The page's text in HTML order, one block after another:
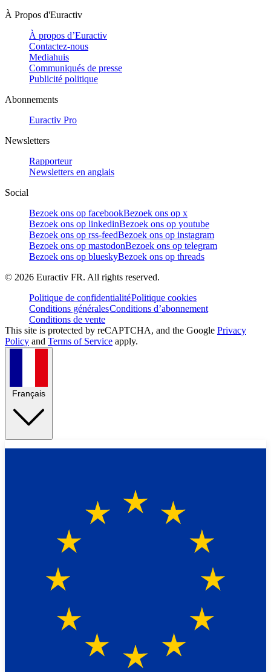
À Propos d'Euractiv
À propos d’Euractiv
Contactez-nous
Mediahuis
Communiqués de presse
Publicité politique
Abonnements
Euractiv Pro
Newsletters
Rapporteur
Newsletters en anglais
Social
Bezoek ons op facebookBezoek ons op x
Bezoek ons op linkedinBezoek ons op youtube
Bezoek ons op rss-feedBezoek ons op instagram
Bezoek ons op mastodonBezoek ons op telegram
Bezoek ons op blueskyBezoek ons op threads
© 2026 Euractiv FR. All rights reserved.
Politique de confidentialitéPolitique cookies
Conditions généralesConditions d’abonnement
Conditions de vente
This site is protected by reCAPTCHA, and the Google Privacy
Policy and Terms of Service apply.
Français